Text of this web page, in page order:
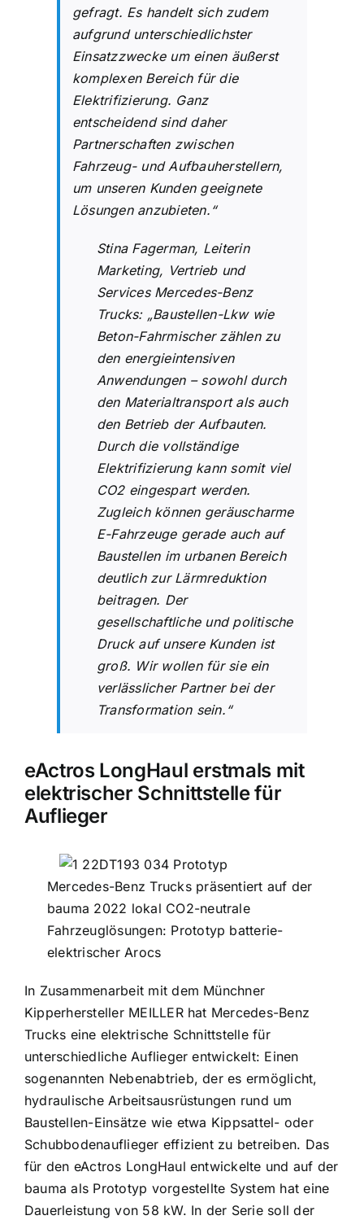
gefragt. Es handelt sich zudem
aufgrund unterschiedlichster
Einsatzzwecke um einen äußerst
komplexen Bereich für die
Elektrifizierung. Ganz
entscheidend sind daher
Partnerschaften zwischen
Fahrzeug- und Aufbauherstellern,
um unseren Kunden geeignete
Lösungen anzubieten.“
Stina Fagerman, Leiterin
Marketing, Vertrieb und
Services Mercedes-Benz
Trucks: „Baustellen-Lkw wie
Beton-Fahrmischer zählen zu
den energieintensiven
Anwendungen – sowohl durch
den Materialtransport als auch
den Betrieb der Aufbauten.
Durch die vollständige
Elektrifizierung kann somit viel
CO2 eingespart werden.
Zugleich können geräuscharme
E-Fahrzeuge gerade auch auf
Baustellen im urbanen Bereich
deutlich zur Lärmreduktion
beitragen. Der
gesellschaftliche und politische
Druck auf unsere Kunden ist
groß. Wir wollen für sie ein
verlässlicher Partner bei der
Transformation sein.“
eActros LongHaul erstmals mit
elektrischer Schnittstelle für
Auflieger
Mercedes-Benz Trucks präsentiert auf der
bauma 2022 lokal CO2-neutrale
Fahrzeuglösungen: Prototyp batterie-
elektrischer Arocs
In Zusammenarbeit mit dem Münchner
Kipperhersteller MEILLER hat Mercedes-Benz
Trucks eine elektrische Schnittstelle für
unterschiedliche Auflieger entwickelt: Einen
sogenannten Nebenabtrieb, der es ermöglicht,
hydraulische Arbeitsausrüstungen rund um
Baustellen-Einsätze wie etwa Kippsattel- oder
Schubbodenauflieger effizient zu betreiben. Das
für den eActros LongHaul entwickelte und auf der
bauma als Prototyp vorgestellte System hat eine
Dauerleistung von 58 kW. In der Serie soll der